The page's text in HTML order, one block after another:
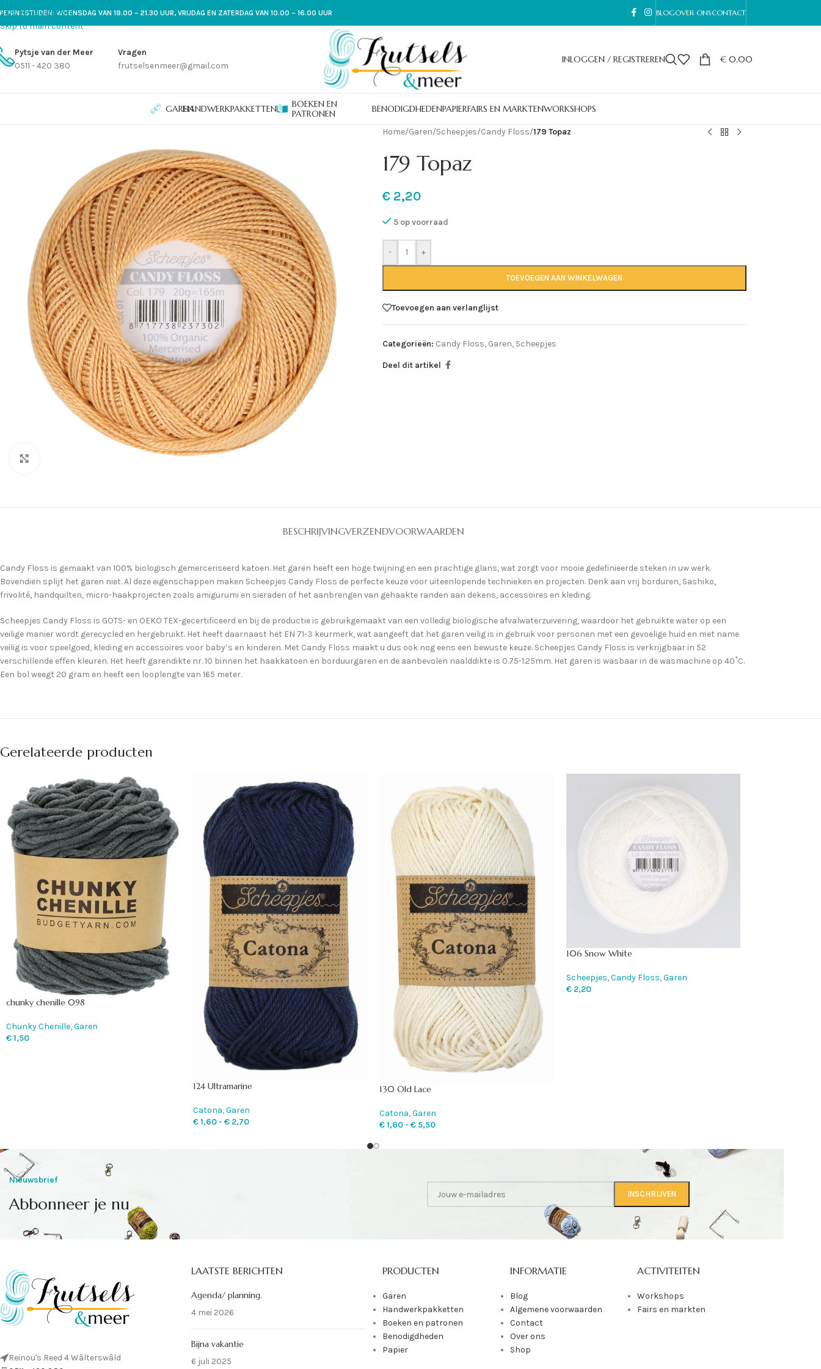
Skip to navigation
Skip to main content
WOENSDAG VAN 19.00 – 21.30 UUR, VRIJDAG EN ZATERDAG VAN 10.00 – 16.00 UUR BLOGOVER ONSCONTACT
Pytsje van der Meer
0511 - 420 380
Vragen
frutselsenmeer@gmail.com
INLOGGEN / REGISTREREN € 0,00
GARENHANDWERKPAKKETTEN
BOEKEN EN
PATRONEN
BENODIGDHEDENPAPIERFAIRS EN MARKTENWORKSHOPS
Home/Garen/Scheepjes/Candy Floss/179 Topaz
179 Topaz
€2,20
5 op voorraad
- +
TOEVOEGEN AAN WINKELWAGEN
Toevoegen aan verlanglijst
Categorieën: Candy Floss, Garen, Scheepjes
Deel dit artikel
BESCHRIJVINGVERZENDVOORWAARDEN
Candy Floss is gemaakt van 100% biologisch gemerceriseerd katoen. Het garen heeft een hoge twijning en een prachtige glans, wat zorgt voor mooie gedefinieerde steken in uw werk.
Bovendien splijt het garen niet. Al deze eigenschappen maken Scheepjes Candy Floss de perfecte keuze voor uiteenlopende technieken en projecten. Denk aan vrij borduren, Sashiko,
frivolité, handquilten, micro-haakprojecten zoals amigurumi en sieraden of het aanbrengen van gehaakte randen aan dekens, accessoires en kleding.
Scheepjes Candy Floss is GOTS- en OEKO TEX-gecertificeerd en bij de productie is gebruikgemaakt van een volledig biologische afvalwaterzuivering, waardoor het gebruikte water op een
veilige manier wordt gerecycled en hergebruikt. Het heeft daarnaast het EN 71-3 keurmerk, wat aangeeft dat het garen veilig is in gebruik voor personen met een gevoelige huid en met name
veilig is voor speelgoed, kleding en accessoires voor baby’s en kinderen. Met Candy Floss maakt u dus ook nog eens een bewuste keuze. Scheepjes Candy Floss is verkrijgbaar in 52
verschillende effen kleuren. Het heeft garendikte nr. 10 binnen het haakkatoen en borduurgaren en de aanbevolen naalddikte is 0.75-1.25mm. Het garen is wasbaar in de wasmachine op 40˚C.
Een bol weegt 20 gram en heeft een looplengte van 165 meter.
Gerelateerde producten
chunky chenille 098
Chunky Chenille,Garen
€1,50
124 Ultramarine
Catona, Garen
€1,60 - €2,70
130 Old Lace
Catona,Garen
€1,60 - € 5,50
106 Snow White
Scheepjes, Candy Floss, Garen
€2,20
Nieuwsbrief
Abbonneer je nu
Reinou's Reed 4 Wâlterswâld
LAATSTE BERICHTEN
Agenda/ planning.
4 mei 2026
Bijna vakantie
6 juli 2025
PRODUCTEN
Garen
Handwerkpakketten
Boeken en patronen
Benodigdheden
Papier
INFORMATIE
Blog
Algemene voorwaarden
Contact
Over ons
Shop
ACTIVITEITEN
Workshops
Fairs en markten